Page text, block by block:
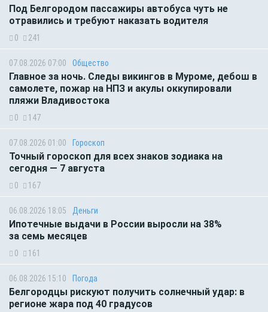
Под Белгородом пассажиры автобуса чуть не
отравились и требуют наказать водителя
0 241
07.08.2026 07:00 Общество
Главное за ночь. Следы викингов в Муроме, дебош в
самолете, пожар на НПЗ и акулы оккупировали
пляжи Владивостока
0 147
07.08.2026 01:00 Гороскоп
Точный гороскоп для всех знаков зодиака на
сегодня — 7 августа
0 167
06.08.2026 18:05 Деньги
Ипотечные выдачи в России выросли на 38%
за семь месяцев
0 161
06.08.2026 15:10 Погода
Белгородцы рискуют получить солнечный удар: в
регионе жара под 40 градусов